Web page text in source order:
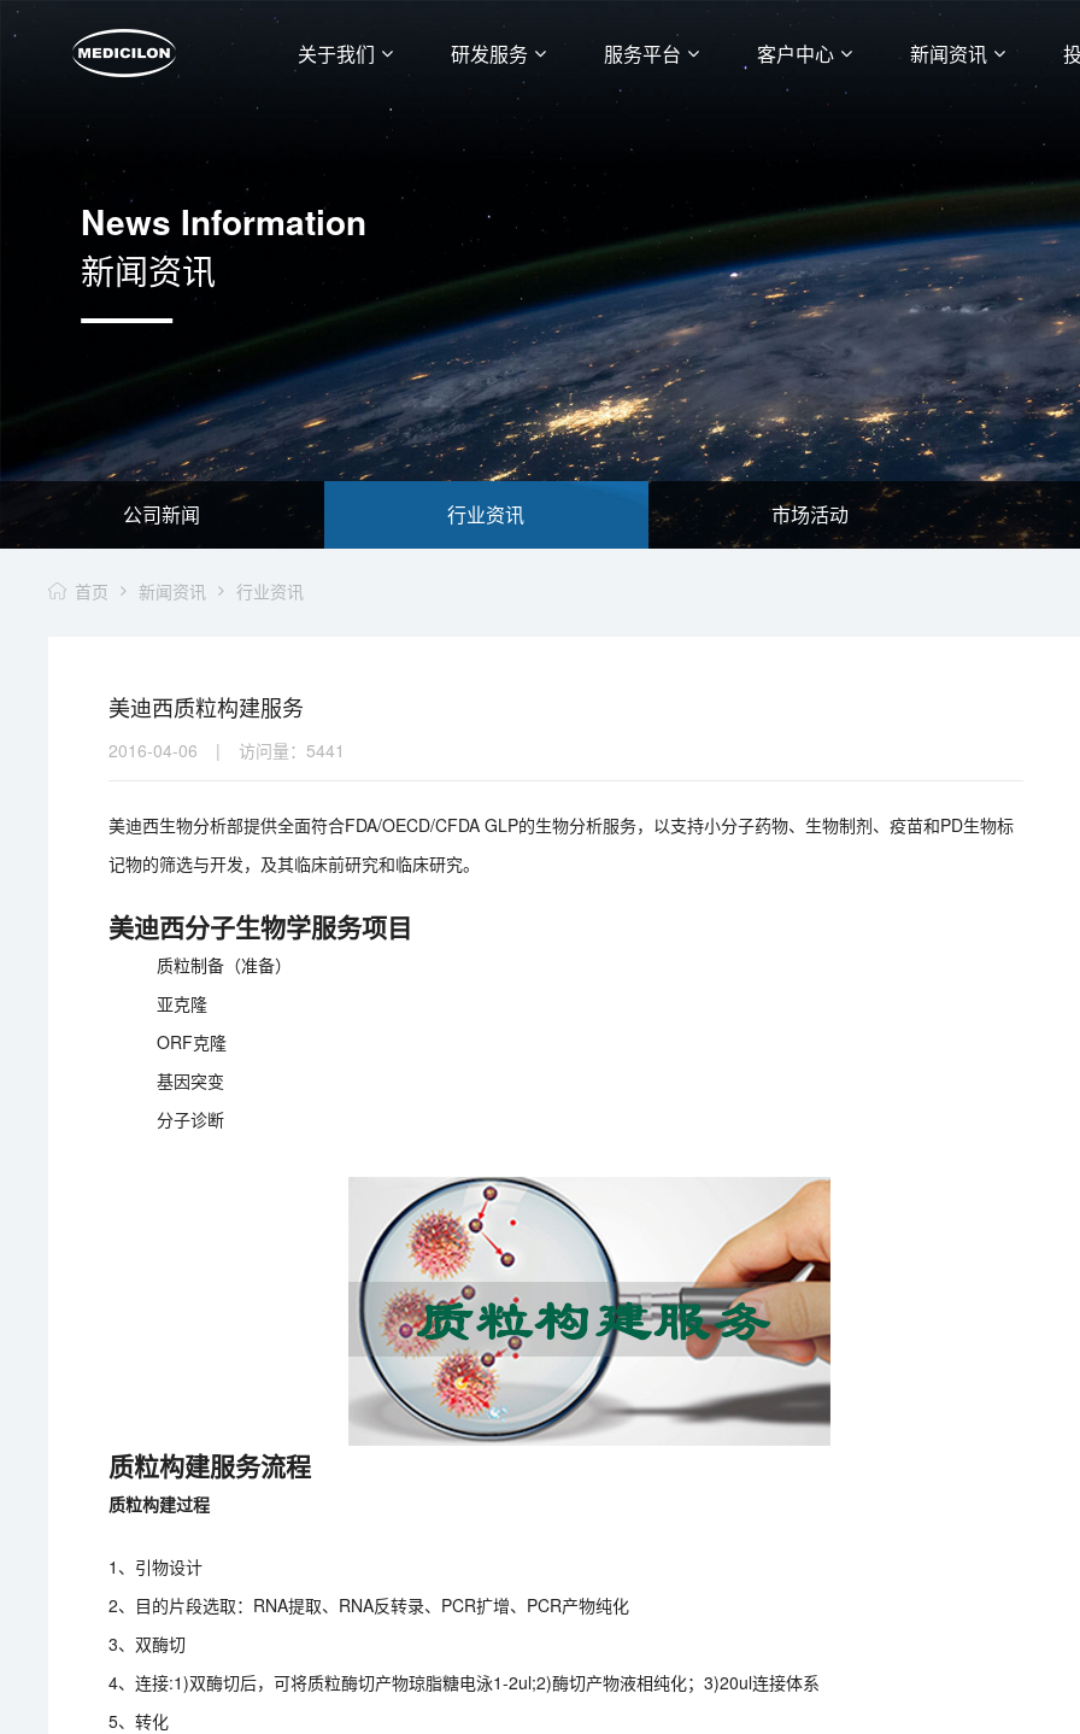
关于我们 研发服务 服务平台 客户中心 新闻资讯
News Information
新闻资讯
公司新闻 行业资讯 市场活动
首页 新闻资讯 行业资讯
美迪西质粒构建服务
2016-04-06 | 访问量：5441
美迪西生物分析部提供全面符合FDA/OECD/CFDA GLP的生物分析服务，以支持小分子药物、生物制剂、疫苗和PD生物标
记物的筛选与开发，及其临床前研究和临床研究。
美迪西分子生物学服务项目
质粒制备（准备）
亚克隆
ORF克隆
基因突变
分子诊断
质粒构建服务流程
质粒构建过程
1、引物设计
2、目的片段选取：RNA提取、RNA反转录、PCR扩增、PCR产物纯化
3、双酶切
4、连接:1)双酶切后，可将质粒酶切产物琼脂糖电泳1-2ul;2)酶切产物液相纯化；3)20ul连接体系
5、转化